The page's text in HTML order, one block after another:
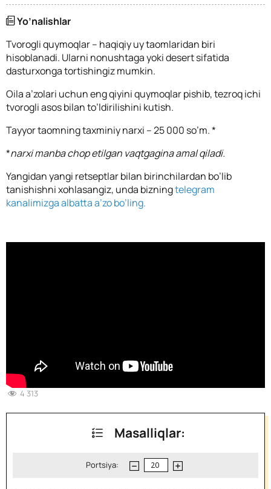
Yo’nalishlar
Tvorogli quymoqlar – haqiqiy uy taomlaridan biri
hisoblanadi. Ularni nonushtaga yoki desert sifatida
dasturxonga tortishingiz mumkin.
Oila a’zolari uchun eng qiyini quymoqlar pishib, tezroq ichi
tvorogli asos bilan to’ldirilishini kutish.
Tayyor taomning taxminiy narxi – 25 000 so’m. *
*narxi manba chop etilgan vaqtgagina amal qiladi.
Yangidan yangi retseptlar bilan birinchilardan bo’lib
tanishishni xohlasangiz, unda bizningtelegram
kanalimizga albatta a’zo bo’ling.
4 313
Masalliqlar:
Portsiya: